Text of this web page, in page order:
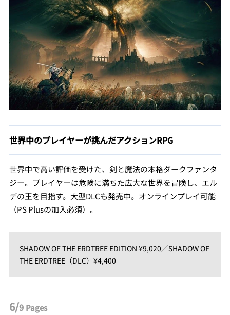
世界中のプレイヤーが挑んだアクションRPG
世界中で高い評価を受けた、剣と魔法の本格ダークファンタ
ジー。プレイヤーは危険に満ちた広大な世界を冒険し、エル
デの王を目指す。大型DLCも発売中。オンラインプレイ可能
（PS Plusの加入必須）。
SHADOW OF THE ERDTREE EDITION ¥9,020／SHADOW OF
THE ERDTREE（DLC）¥4,400
6/9 Pages